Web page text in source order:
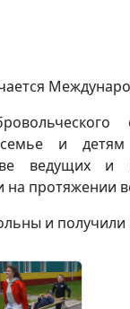
и детям
ведущих и
протяжении
и